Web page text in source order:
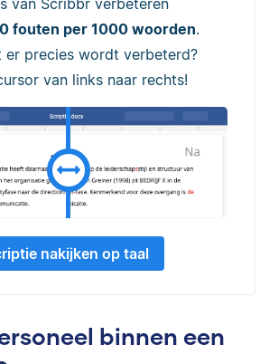
fouten per 1000 woorden.
er precies wordt verbeterd?
van links naar rechts!
nakijken op taal
binnen een